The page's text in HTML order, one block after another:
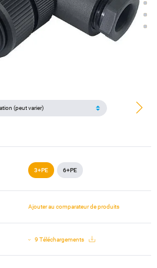
3+PE 6+PE
Ajouter au comparateur de produits
9 Téléchargements